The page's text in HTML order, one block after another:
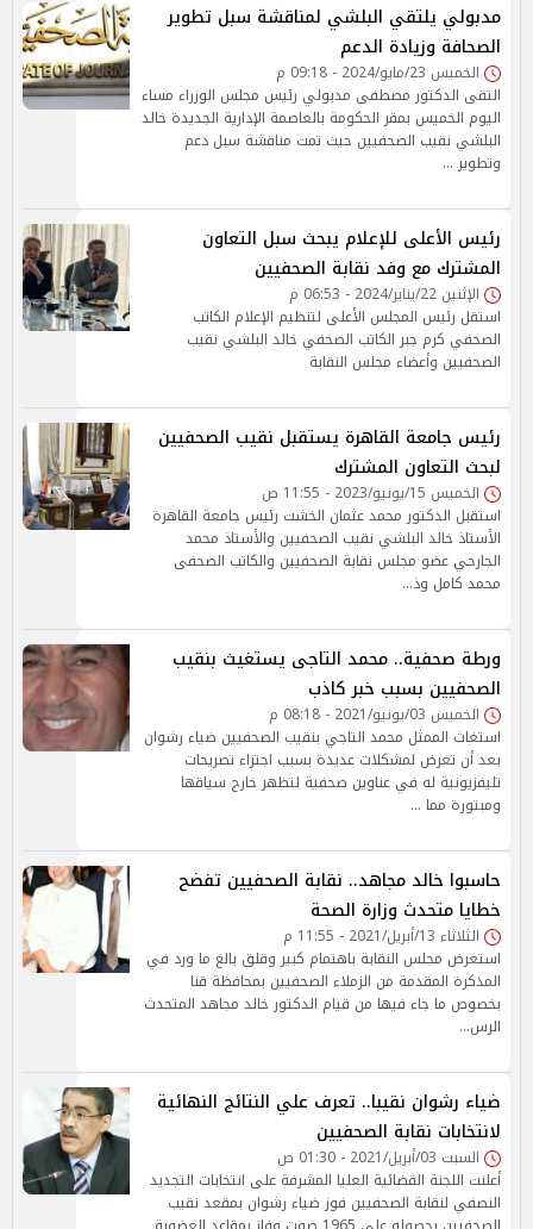
مدبولي يلتقي البلشي لمناقشة سبل تطوير
الصحافة وزيادة الدعم
الخميس 23/مايو/2024 - 09:18 م
التقى الدكتور مصطفى مدبولي رئيس مجلس الوزراء مساء
اليوم الخميس بمقر الحكومة بالعاصمة الإدارية الجديدة خالد
البلشي نقيب الصحفيين حيث تمت مناقشة سبل دعم
وتطوير …
رئيس الأعلى للإعلام يبحث سبل التعاون
المشترك مع وفد نقابة الصحفيين
الإثنين 22/يناير/2024 - 06:53 م
استقل رئيس المجلس الأعلى لتنظيم الإعلام الكاتب
الصحفي كرم جبر الكاتب الصحفي خالد البلشي نقيب
الصحفيين وأعضاء مجلس النقابة
رئيس جامعة القاهرة يستقبل نقيب الصحفيين
لبحث التعاون المشترك
الخميس 15/يونيو/2023 - 11:55 ص
استقبل الدكتور محمد عثمان الخشت رئيس جامعة القاهرة
الأستاذ خالد البلشي نقيب الصحفيين والأستاذ محمد
الجارحي عضو مجلس نقابة الصحفيين والكاتب الصحفى
محمد كامل وذ…
ورطة صحفية.. محمد التاجى يستغيث بنقيب
الصحفيين بسبب خبر كاذب
الخميس 03/يونيو/2021 - 08:18 م
استغاث الممثل محمد التاجي بنقيب الصحفيين ضياء رشوان
بعد أن تعرض لمشكلات عديدة بسبب اجتزاء تصريحات
تليفزيونية له في عناوين صحفية لتظهر خارج سياقها
ومبتورة مما …
حاسبوا خالد مجاهد.. نقابة الصحفيين تفضح
خطايا متحدث وزارة الصحة
الثلاثاء 13/أبريل/2021 - 11:55 م
استعرض مجلس النقابة باهتمام كبير وقلق بالغ ما ورد في
المذكرة المقدمة من الزملاء الصحفيين بمحافظة قنا
بخصوص ما جاء فيها من قيام الدكتور خالد مجاهد المتحدث
الرس…
ضياء رشوان نقيبا.. تعرف علي النتائج النهائية
لانتخابات نقابة الصحفيين
السبت 03/أبريل/2021 - 01:30 ص
أعلنت اللجنة القضائية العليا المشرفة على انتخابات التجديد
النصفي لنقابة الصحفيين فوز ضياء رشوان بمقعد نقيب